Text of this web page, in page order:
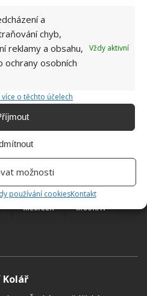
a
chyb,
reklamy a obsahu,
ochrany osobních
Vždy aktivní
více o těchto účelech
možnosti
používání cookiesKontakt
MĚSÍČEK MUŠKÁT
Kolář